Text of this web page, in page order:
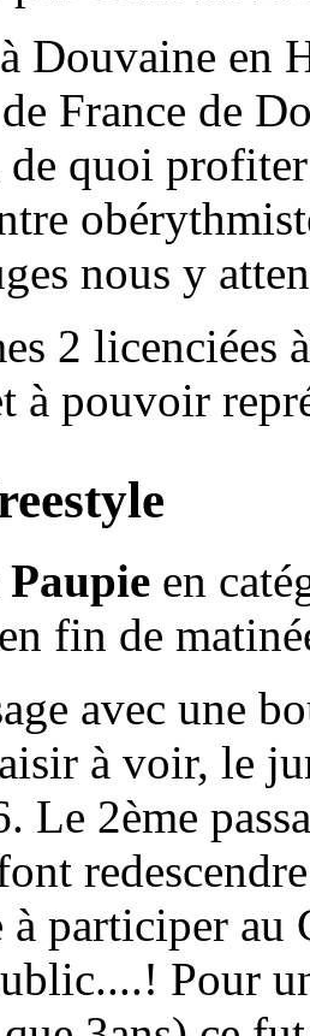
Douvaine en
France de
quoi
nous y
2 licenciées
à pouvoir
Paupie en
fin de
avec une
à voir, le
Le 2ème
à participer au
Pour